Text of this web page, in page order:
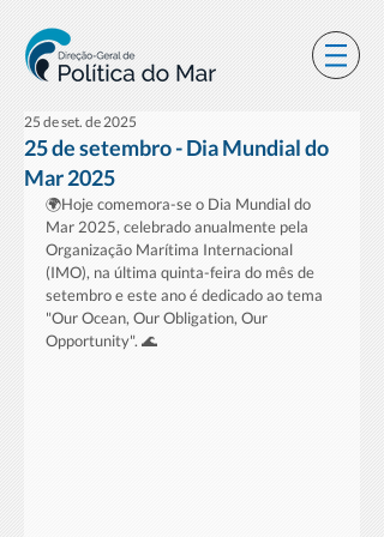
25 de setembro - Dia Mundial do
Mar 2025
25 de set. de 2025
🌍Hoje comemora-se o Dia Mundial do
Mar 2025, celebrado anualmente pela
Organização Marítima Internacional
(IMO), na última quinta-feira do mês de
setembro e este ano é dedicado ao tema
"Our Ocean, Our Obligation, Our
Opportunity". 🌊